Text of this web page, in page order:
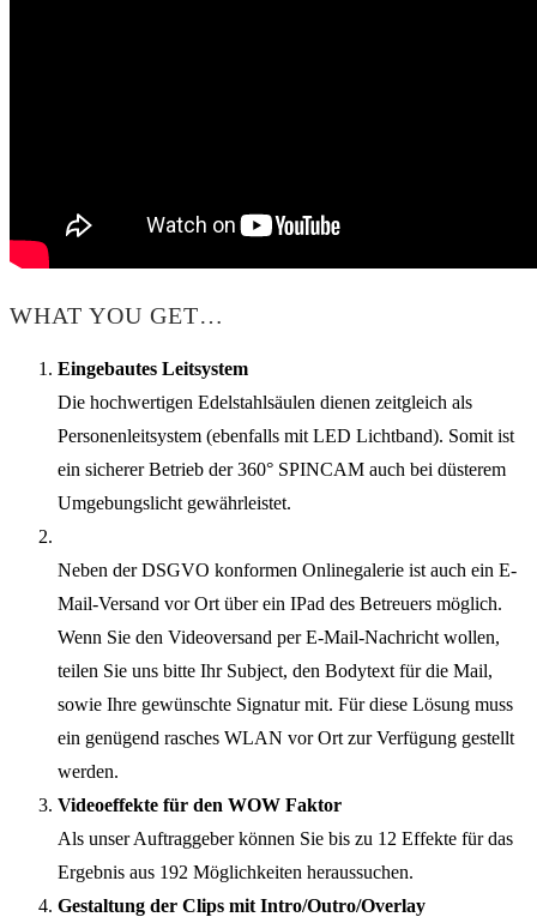
WHAT YOU GET…
Eingebautes Leitsystem
Die hochwertigen Edelstahlsäulen dienen zeitgleich als
Personenleitsystem (ebenfalls mit LED Lichtband). Somit ist
ein sicherer Betrieb der 360° SPINCAM auch bei düsterem
Umgebungslicht gewährleistet.
Neben der DSGVO konformen Onlinegalerie ist auch ein E-
Mail-Versand vor Ort über ein IPad des Betreuers möglich.
Wenn Sie den Videoversand per E-Mail-Nachricht wollen,
teilen Sie uns bitte Ihr Subject, den Bodytext für die Mail,
sowie Ihre gewünschte Signatur mit. Für diese Lösung muss
ein genügend rasches WLAN vor Ort zur Verfügung gestellt
werden.
Videoeffekte für den WOW Faktor
Als unser Auftraggeber können Sie bis zu 12 Effekte für das
Ergebnis aus 192 Möglichkeiten heraussuchen.
Gestaltung der Clips mit Intro/Outro/Overlay